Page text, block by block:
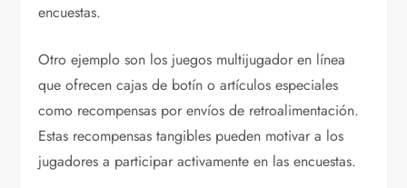
encuestas.
Otro ejemplo son los juegos multijugador en línea
que ofrecen cajas de botín o artículos especiales
como recompensas por envíos de retroalimentación.
Estas recompensas tangibles pueden motivar a los
jugadores a participar activamente en las encuestas.